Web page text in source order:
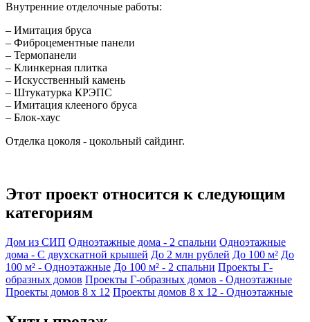
Внутренние отделочные работы:
– Имитация бруса
– Фиброцементные панели
– Термопанели
– Клинкерная плитка
– Искусственный камень
– Штукатурка КРЭПС
– Имитация клееного бруса
– Блок-хаус
Отделка цоколя - цокольный сайдинг.
Этот проект относится к следующим
категориям
Дом из СИП Одноэтажные дома - 2 спальни Одноэтажные
дома - С двухскатной крышей До 2 млн рублей До 100 м² До
100 м² - Одноэтажные До 100 м² - 2 спальни Проекты Г-
образных домов Проекты Г-образных домов - Одноэтажные
Проекты домов 8 x 12 Проекты домов 8 x 12 - Одноэтажные